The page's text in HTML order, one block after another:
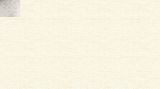
ハイツ・マンション塗装